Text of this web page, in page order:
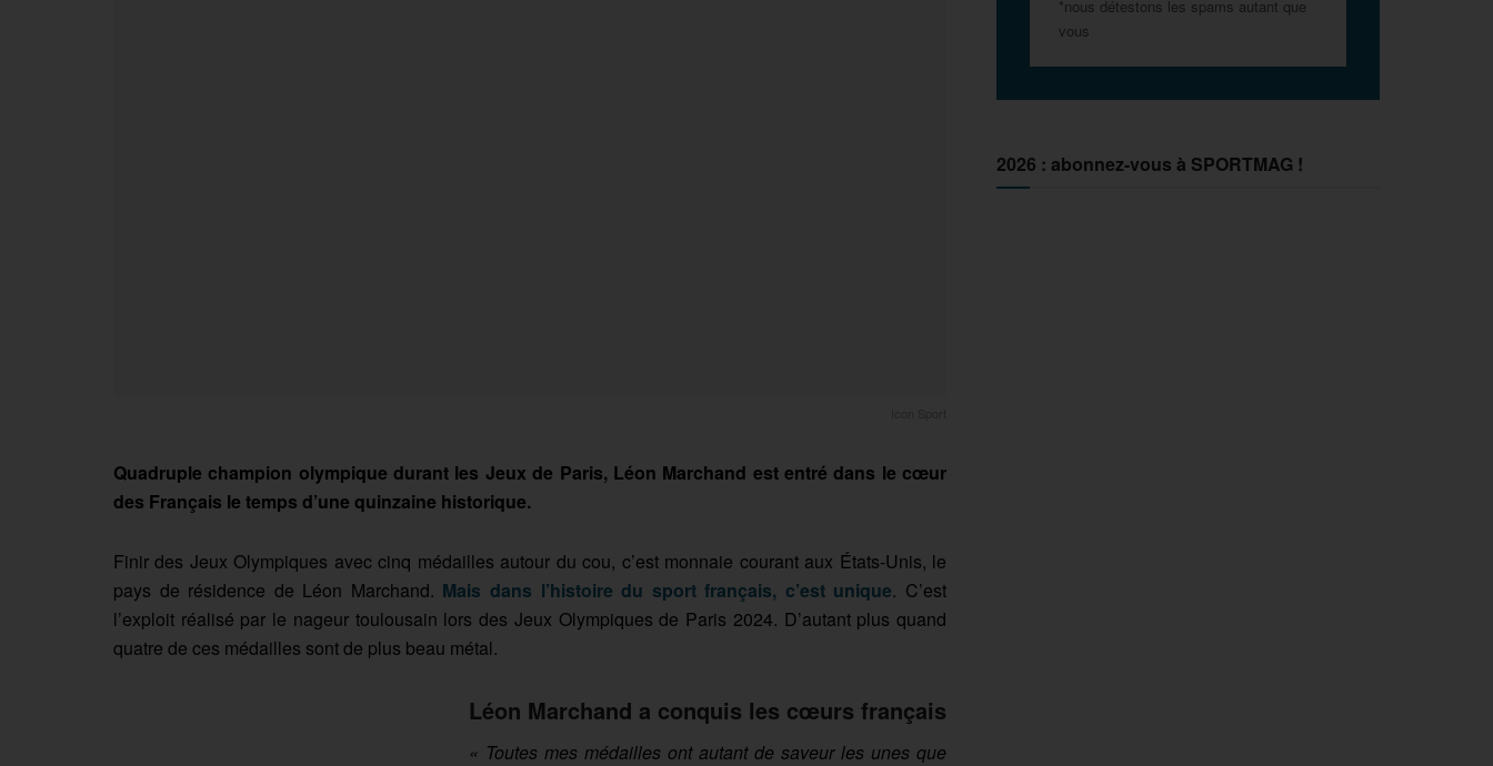
Quadruple champion olympique durant les Jeux de Paris, Léon Marchand est entré dans le cœur
des Français le temps d’une quinzaine historique.
Finir des Jeux Olympiques avec cinq médailles autour du cou, c’est monnaie courant aux États-Unis, le
pays de résidence de Léon Marchand. Mais dans l’histoire du sport français, c’est unique. C’est
l’exploit réalisé par le nageur toulousain lors des Jeux Olympiques de Paris 2024. D’autant plus quand
quatre de ces médailles sont de plus beau métal.
Léon Marchand a conquis les cœurs français
« Toutes mes médailles ont autant de saveur les unes que
*nous détestons les spams autant que
vous
2026 : abonnez-vous à SPORTMAG !